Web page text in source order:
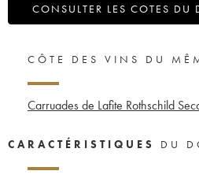
CONSULTER LES COTES
CÔTE DES VINS DU
Carruades de Lafite Rothschild
CARACTÉRISTIQUES DU